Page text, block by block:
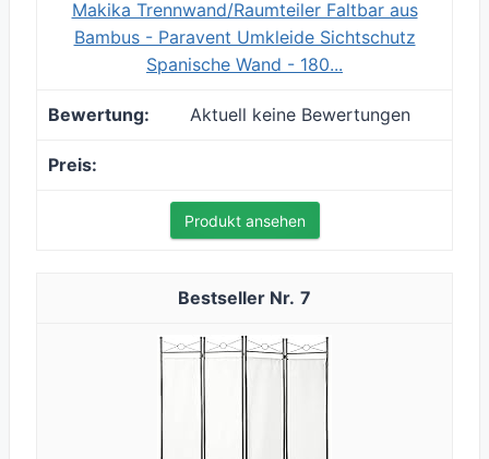
Makika Trennwand/Raumteiler Faltbar aus
Bambus - Paravent Umkleide Sichtschutz
Spanische Wand - 180...
Aktuell keine Bewertungen
Produkt ansehen
7